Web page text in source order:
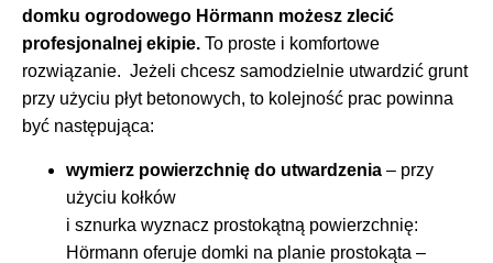
domku ogrodowego Hörmann możesz zlecić
profesjonalnej ekipie. To proste i komfortowe
rozwiązanie. Jeżeli chcesz samodzielnie utwardzić grunt
przy użyciu płyt betonowych, to kolejność prac powinna
być następująca:
wymierz powierzchnię do utwardzenia – przy
użyciu kołków
i sznurka wyznacz prostokątną powierzchnię:
Hörmann oferuje domki na planie prostokąta –